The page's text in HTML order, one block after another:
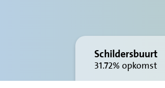
Schildersbuurt
31.72% opkomst